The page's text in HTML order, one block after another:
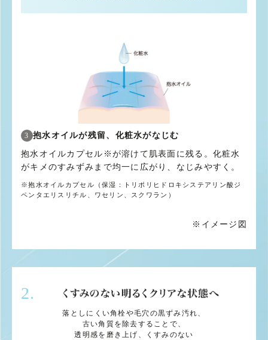
3 抱水オイルが残留、化粧水がなじむ
抱水オイルカプセル※が溶けて肌表面に残る。化粧水
がキメのすみずみまで均一に広がり、なじみやすく。
※抱水オイルカプセル（保湿：トリポリヒドロキシステアリン酸ジ
ペンタエリスリチル、ワセリン、スクワラン）
※ イメージ図
2.
落としにくい角栓や毛穴の黒ずみ汚れ、
古い角質を除去することで、
透明感を磨き上げ、くすみのない